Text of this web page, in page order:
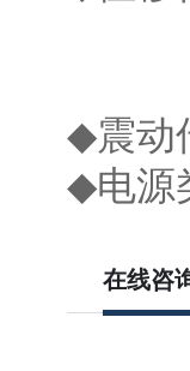
◆震
◆电
在线咨